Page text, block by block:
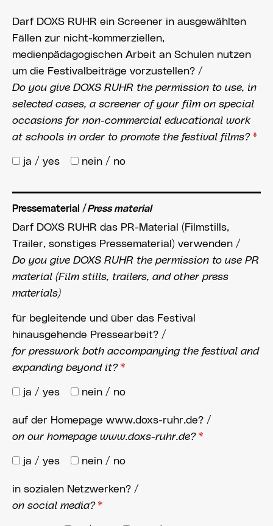
Darf DOXS RUHR ein Screener in ausgewählten
Fällen zur nicht-kommerziellen,
medienpädagogischen Arbeit an Schulen nutzen
um die Festivalbeiträge vorzustellen? /
Do you give DOXS RUHR the permission to use, in
selected cases, a screener of your film on special
occasions for non-commercial educational work
at schools in order to promote the festival films? *
ja / yes nein / no
Pressematerial /Press material
Darf DOXS RUHR das PR-Material (Filmstills,
Trailer, sonstiges Pressematerial) verwenden /
Do you give DOXS RUHR the permission to use PR
material (Film stills, trailers, and other press
materials)
für begleitende und über das Festival
hinausgehende Pressearbeit? /
for presswork both accompanying the festival and
expanding beyond it? *
ja / yes nein / no
auf der Homepage www.doxs-ruhr.de? /
on our homepage www.doxs-ruhr.de? *
ja / yes nein / no
in sozialen Netzwerken? /
on social media? *